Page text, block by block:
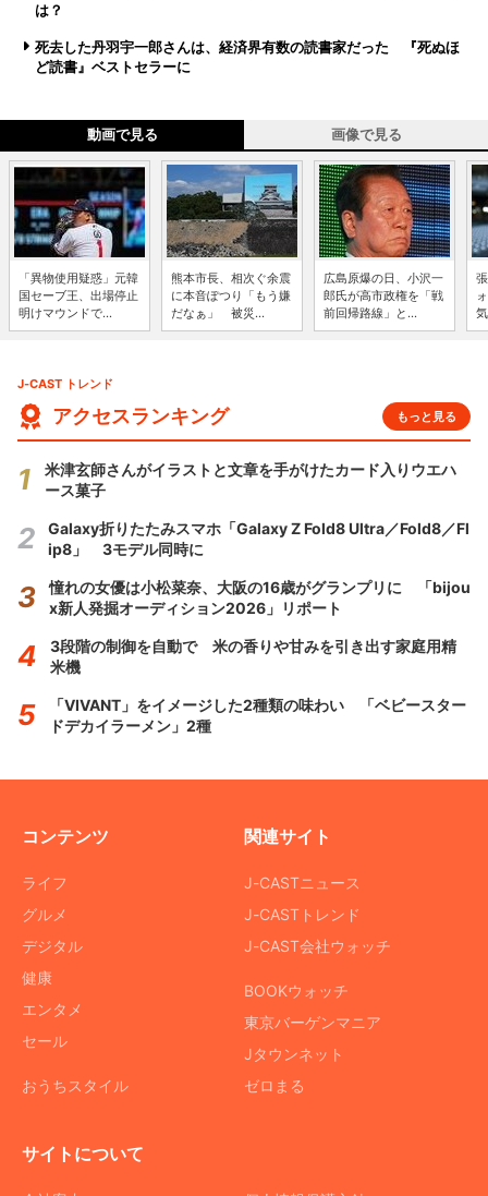
は？
死去した丹羽宇一郎さんは、経済界有数の読書家だった 『死ぬほ
ど読書』ベストセラーに
動画で見る 画像で見る
「異物使用疑惑」元韓
国セーブ王、出場停止
明けマウンドで...
熊本市長、相次ぐ余震
に本音ぽつり「もう嫌
だなぁ」 被災...
広島原爆の日、小沢一
郎氏が高市政権を「戦
前回帰路線」と...
J-CAST トレンド
アクセスランキング もっと見る
米津玄師さんがイラストと文章を手がけたカード入りウエハ
ース菓子
Galaxy折りたたみスマホ「Galaxy Z Fold8 Ultra／Fold8／Fl
ip8」 3モデル同時に
憧れの女優は小松菜奈、大阪の16歳がグランプリに 「bijou
x新人発掘オーディション2026」リポート
3段階の制御を自動で 米の香りや甘みを引き出す家庭用精
米機
「VIVANT」をイメージした2種類の味わい 「ベビースター
ドデカイラーメン」2種
コンテンツ
ライフ
グルメ
デジタル
健康
エンタメ
セール
おうちスタイル
関連サイト
J-CASTニュース
J-CASTトレンド
J-CAST会社ウォッチ
BOOKウォッチ
東京バーゲンマニア
Jタウンネット
ゼロまる
サイトについて